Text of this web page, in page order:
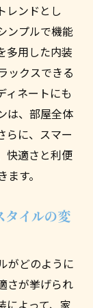
ングポイ
て方
イドライ
けるべき
学ぶ計画
を実現す
の紹介
ォーム
レンドとし
ンプルで機能
多用した内装
ックスできる
ィネートにも
は、部屋全体
らに、スマー
快適さと利便
す。
タイルの変
がどのように
さが挙げられ
によって、家